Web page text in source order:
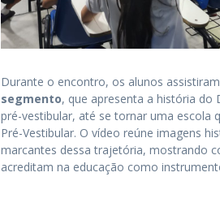
Durante o encontro, os alunos
segmento, que apresenta a história do
pré-vestibular, até se tornar uma escola
Pré-Vestibular. O vídeo reúne imagens
marcantes dessa trajetória, mostrando
acreditam na educação como